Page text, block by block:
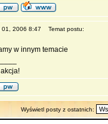
01, 2006 8:47 Temat postu:
w innym temacie
Wyświetl posty z ostatnich: